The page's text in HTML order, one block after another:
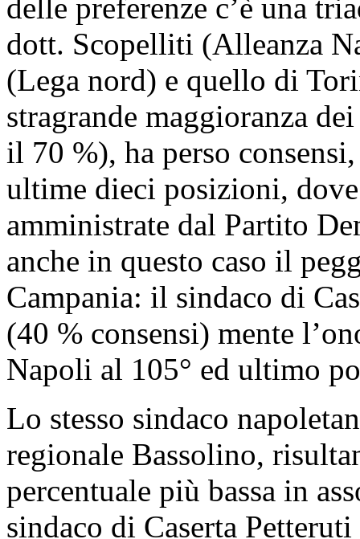
delle preferenze c’è una
dott. Scopelliti (Alleanza
(Lega nord) e quello di
stragrande maggioranza
il 70 %), ha perso
ultime dieci posizioni,
amministrate dal Partito
anche in questo caso il
Campania: il sindaco di
(40 % consensi) mente
Napoli al 105° ed ultimo
Lo stesso sindaco
regionale Bassolino,
percentuale più bassa in
sindaco di Caserta